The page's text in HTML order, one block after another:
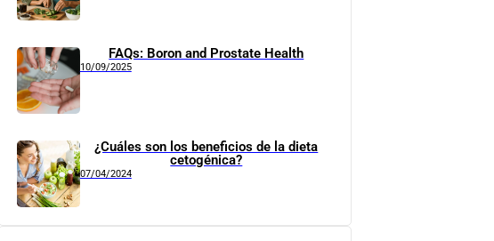
FAQs: Boron and Prostate Health
10/09/2025
¿Cuáles son los beneficios de la dieta
cetogénica?
07/04/2024